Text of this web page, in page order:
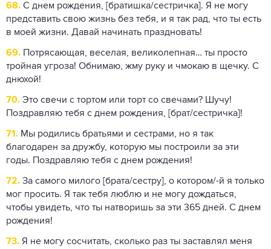
68. С днем рождения, [братишка/сестричка]. Я не могу
представить свою жизнь без тебя, и я так рад, что ты есть
в моей жизни. Давай начинать праздновать!
69. Потрясающая, веселая, великолепная… ты просто
тройная угроза! Обнимаю, жму руку и чмокаю в щечку. С
днюхой!
70. Это свечи с тортом или торт со свечами? Шучу!
Поздравляю тебя с днем ​​рождения, [брат/сестричка]!
71. Мы родились братьями и сестрами, но я так
благодарен за дружбу, которую мы построили за эти
годы. Поздравляю тебя с днем рождения!
72. За самого милого [брата/сестру], о котором/-й я только
мог просить. Я так тебя люблю и не могу дождаться,
чтобы увидеть, что ты натворишь за эти 365 дней. С днем ​​
рождения!
73. Я не могу сосчитать, сколько раз ты заставлял меня